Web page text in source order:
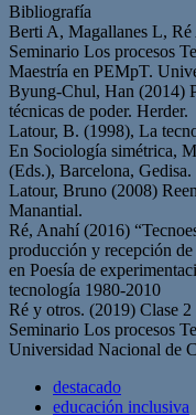
Bibliografía
Berti A, Magallanes L,
Seminario Los procesos
Maestría en PEMpT.
Byung-Chul, Han (2014)
técnicas de poder. Herder.
Latour, B. (1998), La
En Sociología simétrica,
(Eds.), Barcelona, Gedisa.
Latour, Bruno (2008)
Manantial.
Ré, Anahí (2016)
producción y recepción
en Poesía de
tecnología 1980-2010
Ré y otros. (2019) Clase
Seminario Los procesos
Universidad Nacional de
destacado
educación inclusiva